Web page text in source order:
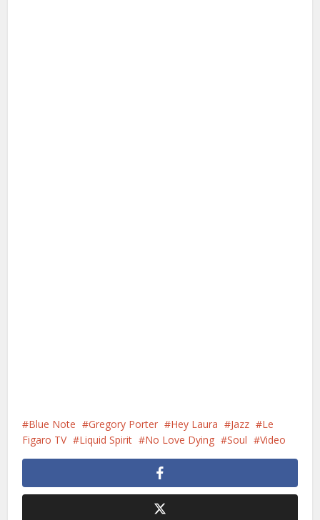
Blue Note Gregory Porter Hey Laura Jazz
Le
Figaro TV
Liquid Spirit No Love Dying Soul Video